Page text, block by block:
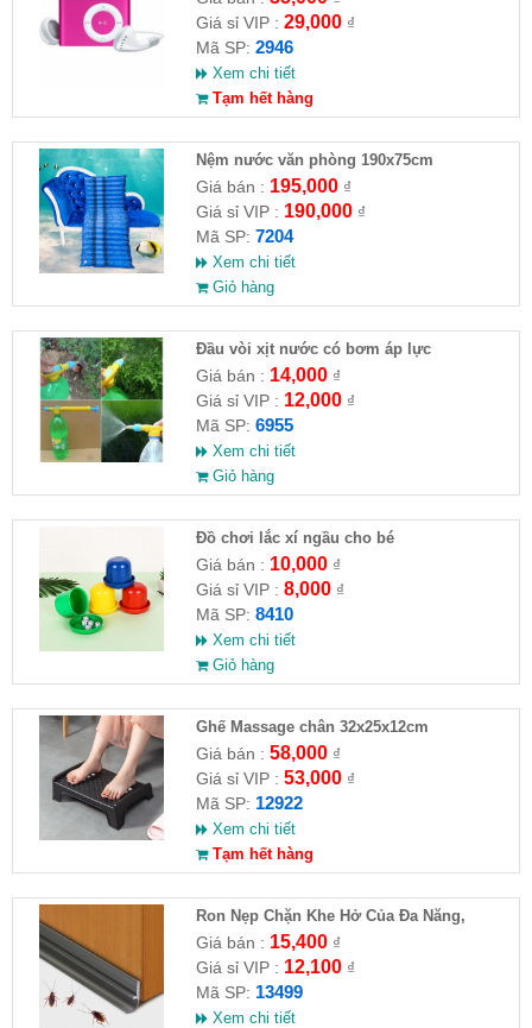
Giá sỉ VIP : 29,000₫
Mã SP: 2946
Xem chi tiết
Tạm hết hàng
Nệm nước văn phòng 190x75cm
Giá bán : 195,000₫
Giá sỉ VIP : 190,000₫
Mã SP: 7204
Xem chi tiết
Giỏ hàng
Đầu vòi xịt nước có bơm áp lực
Giá bán : 14,000₫
Giá sỉ VIP : 12,000₫
Mã SP: 6955
Xem chi tiết
Giỏ hàng
Đồ chơi lắc xí ngầu cho bé
Giá bán : 10,000₫
Giá sỉ VIP : 8,000₫
Mã SP: 8410
Xem chi tiết
Giỏ hàng
Ghế Massage chân 32x25x12cm
Giá bán : 58,000₫
Giá sỉ VIP : 53,000₫
Mã SP: 12922
Xem chi tiết
Tạm hết hàng
Ron Nẹp Chặn Khe Hở Của Đa Năng,
Chống Côn Trùng( HĐ )
Giá bán : 15,400₫
Giá sỉ VIP : 12,100₫
Mã SP: 13499
Xem chi tiết